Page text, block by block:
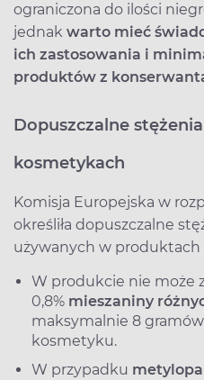
ograniczona do ilości
jednak warto mieć
ich zastosowania i
produktów z
Dopuszczalne
kosmetykach
Komisja Europejska w
określiła dopuszczalne
używanych w
W produkcie nie może
0,8% mieszaniny
maksymalnie 8
kosmetyku.
W przypadku